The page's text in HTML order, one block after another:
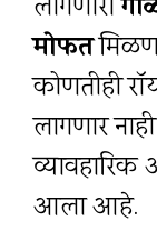
मोफत
कोणतीही
लागणार
आला आहे.